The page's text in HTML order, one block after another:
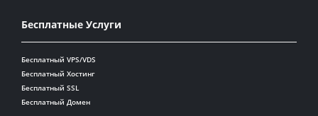
Бесплатные Услуги
Бесплатный VPS/VDS
Бесплатный Хостинг
Бесплатный SSL
Бесплатный Домен